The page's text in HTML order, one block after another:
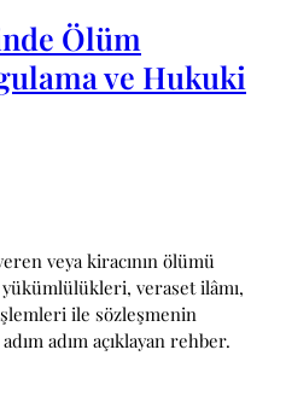
Ölüm
ve Hukuki
veya kiracının ölümü
veraset ilâmı,
ile sözleşmenin
adım açıklayan rehber.